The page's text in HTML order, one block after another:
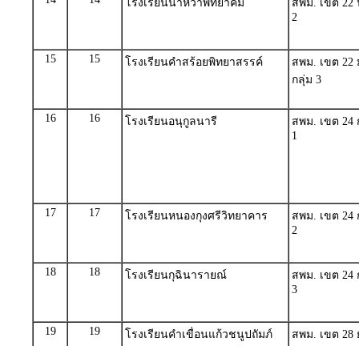
โรงเรียนนาหว้าพิทยาคม
สพม. เขต
2
15 15 โรงเรียนคำสร้อยพิทยาสรรค์
สพม. เขต 22
กลุ่ม 3
16 16 โรงเรียนอนุกูลนารี
สพม. เขต
1
17 17 โรงเรียนหนองกุงศรีวิทยาคาร
สพม. เขต
2
18 18 โรงเรียนกุฉินารายณ์
สพม. เขต
3
19 19 โรงเรียนคำเขื่อนแก้วชนูปถัมภ์ สพม. เขต 28